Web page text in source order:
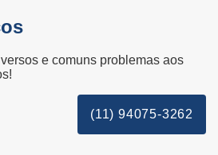
e comuns problemas aos
(11) 94075-3262